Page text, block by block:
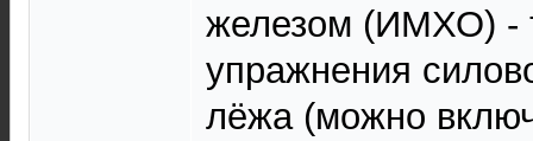
железом (ИМХО) -
упражнения
лёжа (можно